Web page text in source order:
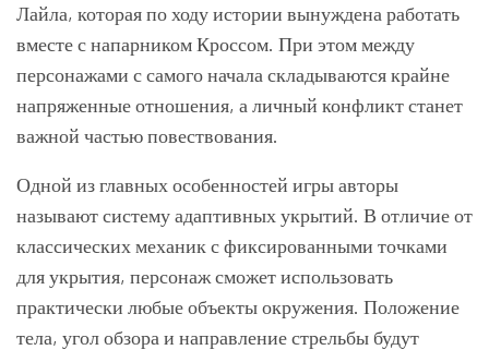
Лайла, которая по ходу истории вынуждена работать
вместе с напарником Кроссом. При этом между
персонажами с самого начала складываются крайне
напряженные отношения, а личный конфликт станет
важной частью повествования.
Одной из главных особенностей игры авторы
называют систему адаптивных укрытий. В отличие от
классических механик с фиксированными точками
для укрытия, персонаж сможет использовать
практически любые объекты окружения. Положение
тела, угол обзора и направление стрельбы будут